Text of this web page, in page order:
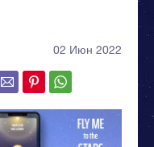
02 Июн 2022